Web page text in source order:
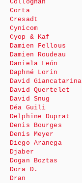
Colloghan
Corta
Cresadt
Cynicom
Cyop & Kaf
Damien Fellous
Damien Roudeau
Daniela León
Daphné Lorin
David Giancatarina
David Quertelet
David Snug
Déa Guili
Delphine Duprat
Denis Bourges
Denis Meyer
Diego Aranega
Djaber
Dogan Boztas
Dora D.
Dran